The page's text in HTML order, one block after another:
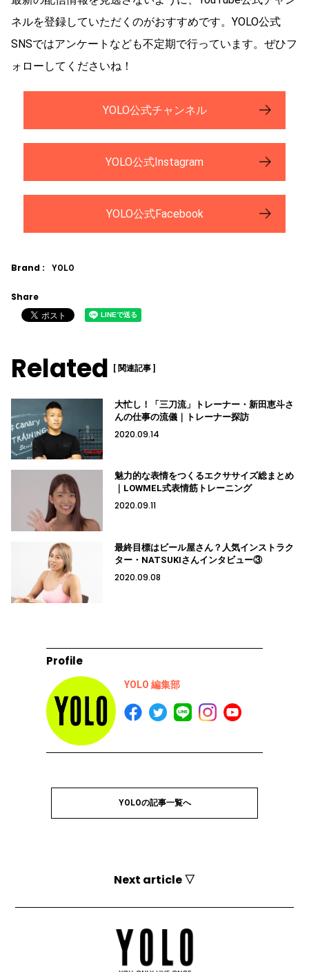
ネルを登録していただくのがおすすめです。YOLO公式
SNSではアンケートなども不定期で行っています。ぜひフ
ォローしてくださいね！
YOLO公式チャンネル
YOLO公式Instagram
YOLO公式Facebook
Brand : YOLO
Share
Related [ 関連記事 ]
大忙し！「三刀流」トレーナー・新田恵斗さ
んの仕事の流儀｜トレーナー探訪
2020.09.14
魅力的な表情をつくるエクササイズ総まとめ
｜LOWMEL式表情筋トレーニング
2020.09.11
最終目標はビール屋さん？人気インストラク
ター・NATSUKIさんインタビュー③
2020.09.08
Profile
YOLO 編集部
YOLOの記事一覧へ
Next article ▽